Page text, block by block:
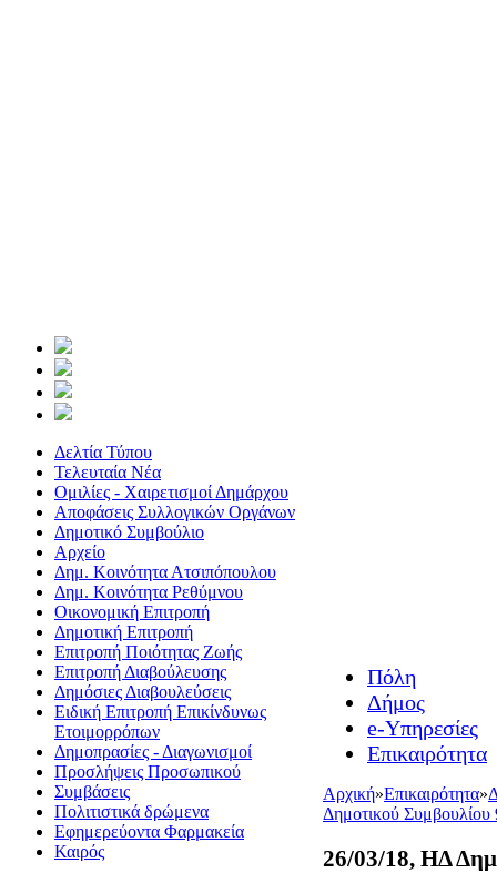
Δελτία Τύπου
Τελευταία Νέα
Ομιλίες - Χαιρετισμοί Δημάρχου
Αποφάσεις Συλλογικών Οργάνων
Δημοτικό Συμβούλιο
Αρχείο
Δημ. Κοινότητα Ατσιπόπουλου
Δημ. Κοινότητα Ρεθύμνου
Οικονομική Επιτροπή
Δημοτική Επιτροπή
Επιτροπή Ποιότητας Ζωής
Επιτροπή Διαβούλευσης
Δημόσιες Διαβουλεύσεις
Ειδική Επιτροπή Επικίνδυνως
Ετοιμορρόπων
Δημοπρασίες - Διαγωνισμοί
Προσλήψεις Προσωπικού
Συμβάσεις
Πολιτιστικά δρώμενα
Εφημερεύοντα Φαρμακεία
Καιρός
Πόλη
Δήμος
e-Υπηρεσίες
Επικαιρότητα
Αρχική»Επικαιρότητα»
Δημοτικού Συμβουλίου
26/03/18, ΗΔ